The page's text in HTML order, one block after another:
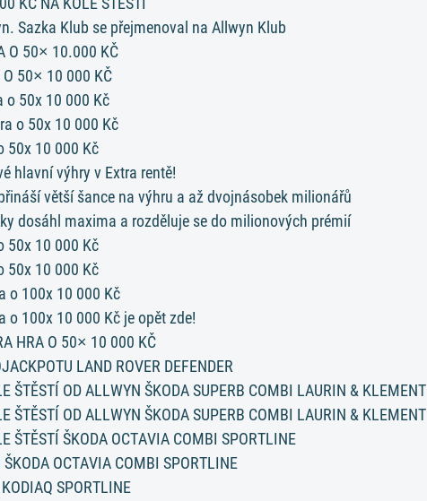
Sazka Klub se přejmenoval na Allwyn Klub
O 50× 10.000 KČ
O 50× 10 000 KČ
o 50x 10 000 Kč
o 50x 10 000 Kč
50x 10 000 Kč
hlavní výhry v Extra rentě!
větší šance na výhru a až dvojnásobek milionářů
dosáhl maxima a rozděluje se do milionových prémií
50x 10 000 Kč
50x 10 000 Kč
o 100x 10 000 Kč
o 100x 10 000 Kč je opět zde!
HRA O 50× 10 000 KČ
LAND ROVER DEFENDER
ŠTĚSTÍ OD ALLWYN ŠKODA SUPERB COMBI LAURIN & KLEMENT
ŠTĚSTÍ OD ALLWYN ŠKODA SUPERB COMBI LAURIN & KLEMENT
ŠTĚSTÍ ŠKODA OCTAVIA COMBI SPORTLINE
OCTAVIA COMBI SPORTLINE
SPORTLINE